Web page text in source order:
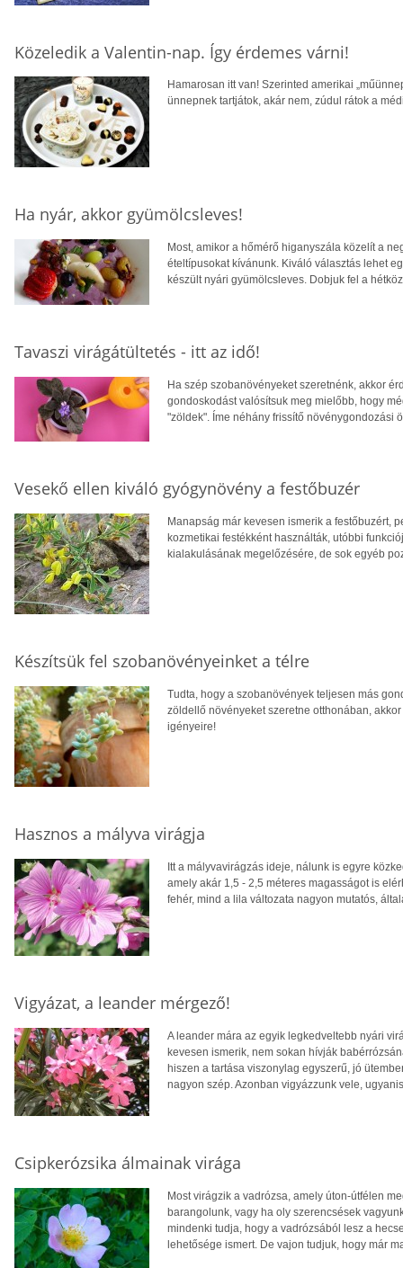
Közeledik a Valentin-nap. Így érdemes várni!
Hamarosan itt van! Szerinted amerikai
ünnepnek tartjátok, akár nem, zúdul rátok a
Ha nyár, akkor gyümölcsleves!
Most, amikor a hőmérő higanyszála közelít a
ételtípusokat kívánunk. Kiváló választás lehet
készült nyári gyümölcsleves. Dobjuk fel a
Tavaszi virágátültetés - itt az idő!
Ha szép szobanövényeket szeretnénk, akkor
gondoskodást valósítsuk meg mielőbb, hogy
"zöldek". Íme néhány frissítő növénygondozási
Vesekő ellen kiváló gyógynövény a festőbuzér
Manapság már kevesen ismerik a festőbuzért,
kozmetikai festékként használták, utóbbi
kialakulásának megelőzésére, de sok egyéb
Készítsük fel szobanövényeinket a télre
Tudta, hogy a szobanövények teljesen más
zöldellő növényeket szeretne otthonában,
igényeire!
Hasznos a mályva virágja
Itt a mályvavirágzás ideje, nálunk is egyre
amely akár 1,5 - 2,5 méteres magasságot is
fehér, mind a lila változata nagyon mutatós,
Vigyázat, a leander mérgező!
A leander mára az egyik legkedveltebb nyári
kevesen ismerik, nem sokan hívják
hiszen a tartása viszonylag egyszerű, jó
nagyon szép. Azonban vigyázzunk vele,
Csipkerózsika álmainak virága
Most virágzik a vadrózsa, amely úton-útfélen
barangolunk, vagy ha oly szerencsések
mindenki tudja, hogy a vadrózsából lesz a
lehetősége ismert. De vajon tudjuk, hogy már